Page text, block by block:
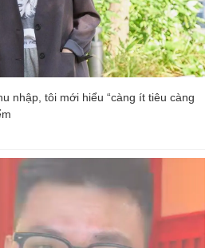
nhập, tôi mới hiểu “càng ít tiêu càng